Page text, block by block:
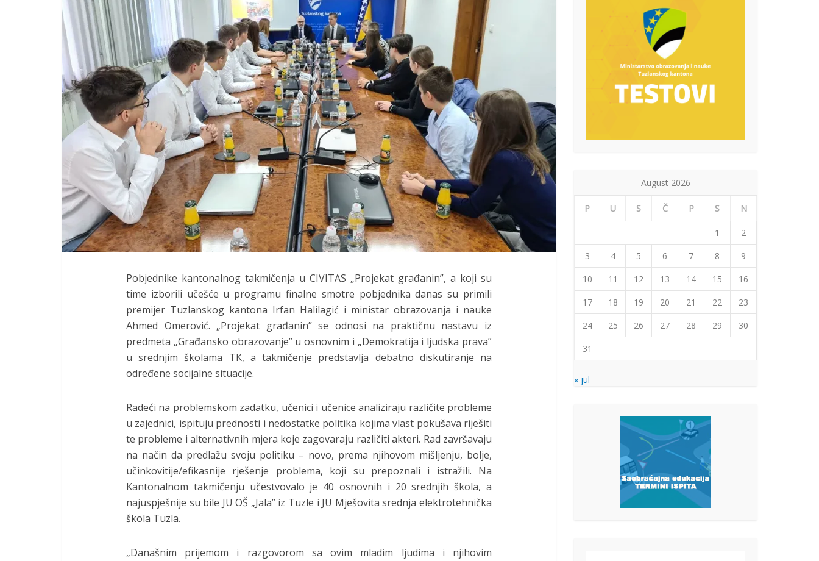
Pobjednike kantonalnog takmičenja u CIVITAS „Projekat građanin”, a koji su
time izborili učešće u programu finalne smotre pobjednika danas su primili
premijer Tuzlanskog kantona Irfan Halilagić i ministar obrazovanja i nauke
Ahmed Omerović. „Projekat građanin” se odnosi na praktičnu nastavu iz
predmeta „Građansko obrazovanje” u osnovnim i „Demokratija i ljudska prava”
u srednjim školama TK, a takmičenje predstavlja debatno diskutiranje na
određene socijalne situacije.
Radeći na problemskom zadatku, učenici i učenice analiziraju različite probleme
u zajednici, ispituju prednosti i nedostatke politika kojima vlast pokušava riješiti
te probleme i alternativnih mjera koje zagovaraju različiti akteri. Rad završavaju
na način da predlažu svoju politiku – novo, prema njihovom mišljenju, bolje,
učinkovitije/efikasnije rješenje problema, koji su prepoznali i istražili. Na
Kantonalnom takmičenju učestvovalo je 40 osnovnih i 20 srednjih škola, a
najuspješnije su bile JU OŠ „Jala” iz Tuzle i JU Mješovita srednja elektrotehnička
škola Tuzla.
„Današnim prijemom i razgovorom sa ovim mladim ljudima i njihovim
August 2026
P U S Č P S N
1
2
3
4 5 6 7 8
9
10
11 12 13 14 15
16
17
18 19 20 21 22
23
24
25 26 27 28 29
30
31
« jul